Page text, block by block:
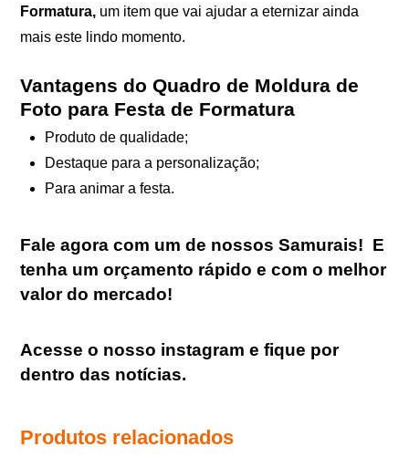
Formatura, um item que vai ajudar a eternizar ainda
mais este lindo momento.
Vantagens do Quadro de Moldura de
Foto para Festa de Formatura
Produto de qualidade;
Destaque para a personalização;
Para animar a festa.
Fale agora com um de nossos Samurais! E
tenha um orçamento rápido e com o melhor
valor do mercado!
Acesse o nosso instagram e fique por
dentro das notícias.
Produtos relacionados